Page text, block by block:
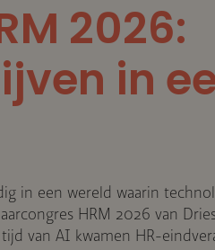
2026:
in
in een wereld waarin
HRM 2026 van
van AI kwamen HR-